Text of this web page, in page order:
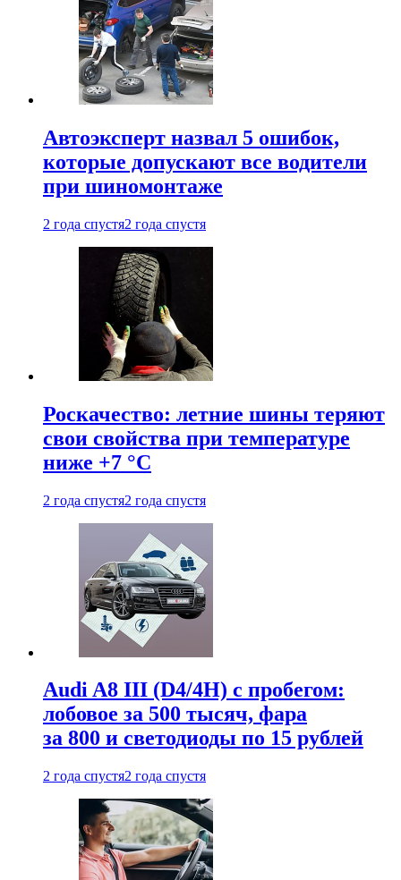
Автоэксперт назвал 5 ошибок,
которые допускают все водители
при шиномонтаже
2 года спустя2 года спустя
Роскачество: летние шины теряют
свои свойства при температуре
ниже +7 °C
2 года спустя2 года спустя
Audi A8 III (D4/4H) c пробегом:
лобовое за 500 тысяч, фара
за 800 и светодиоды по 15 рублей
2 года спустя2 года спустя